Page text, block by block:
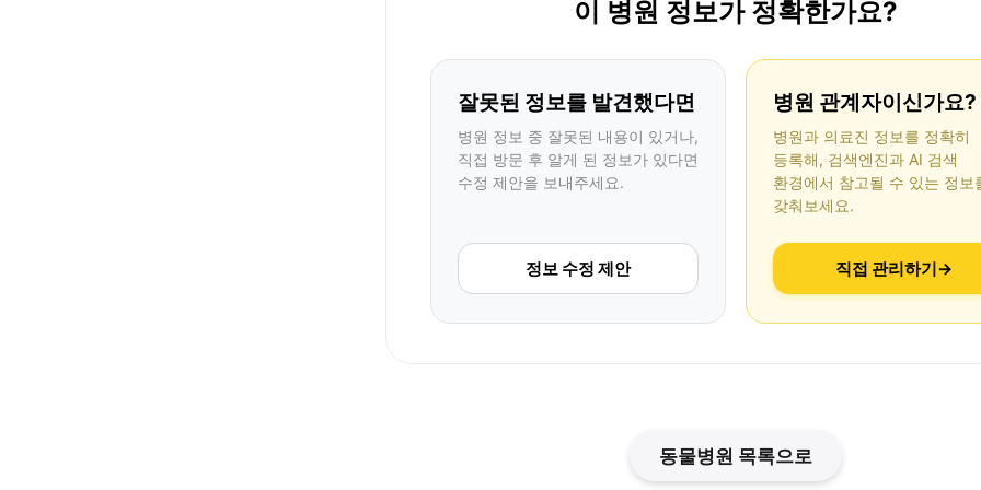
이 병원 정보가 정확한가요?
잘못된 정보를 발견했다면
병원 정보 중 잘못된 내용이 있거나,
직접 방문 후 알게 된 정보가 있다면
수정 제안을 보내주세요.
정보 수정 제안
병원 관계자이신가요?
병원과 의료진 정보를 정확히
등록해, 검색엔진과 AI 검색
환경에서 참고될 수 있는 정보
갖춰보세요.
직접 관리하기→
동물병원 목록으로